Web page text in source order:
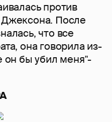
против
Джексона. После
что все
она говорила из-
он бы убил меня"-